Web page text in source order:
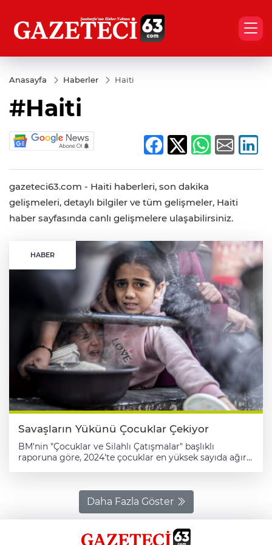
Anasayfa Haberler Haiti
#Haiti
gazeteci63.com - Haiti haberleri, son dakika
gelişmeleri, detaylı bilgiler ve tüm gelişmeler, Haiti
haber sayfasında canlı gelişmelere ulaşabilirsiniz.
HABER
Savaşların Yükünü Çocuklar Çekiyor
BM'nin "Çocuklar ve Silahlı Çatışmalar" başlıklı
raporuna göre, 2024'te çocuklar en yüksek sayıda ağır
Cumhuriyeti takip etti. Birleşmiş Milletler (BM), dünya
genelindeki savaşlarda yaşanan acımasız çatışmalar ve
ayrım gözetmeyen saldırıların en ağır bedelini
çocukların ödediğine dikkati çekerek, ateşkes ve barış
anlaşmalarının ihlal edilmesinin çocukların karşı karşıya
Daha Fazla Göster